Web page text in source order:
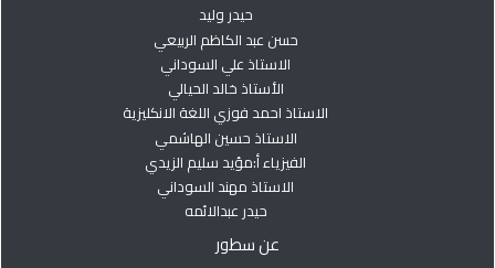
حيدر وليد
حسن عبد الكاظم الربيعي
الاستاذ علي السوداني
الأستاذ خالد الحيالي
الاستاذ احمد فوزي اللغة الانكليزية
الاستاذ حسين الهاشمي
الفيزياء أ:مؤيد سليم الزيدي
الاستاذ مهند السوداني
حيدر عبدالائمه
عن سطور